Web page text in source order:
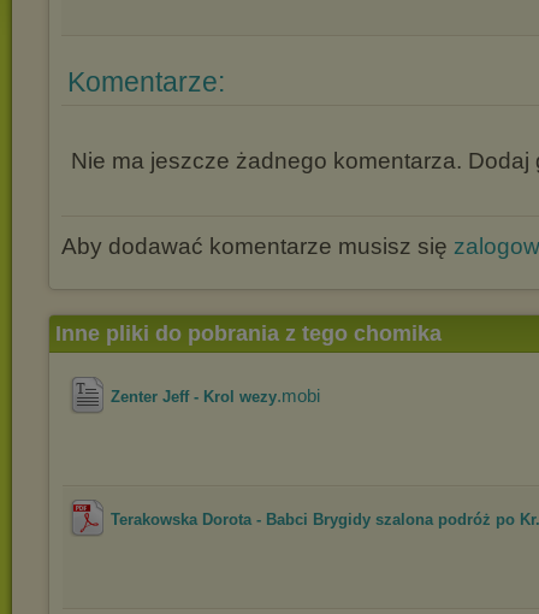
Komentarze:
Nie ma jeszcze żadnego komentarza. Dodaj
Aby dodawać komentarze musisz się
Inne pliki do pobrania z tego chomika
Zenter Jeff - Krol wezy.mobi
Terakowska Dorota - Babci Brygidy szalona podróż po